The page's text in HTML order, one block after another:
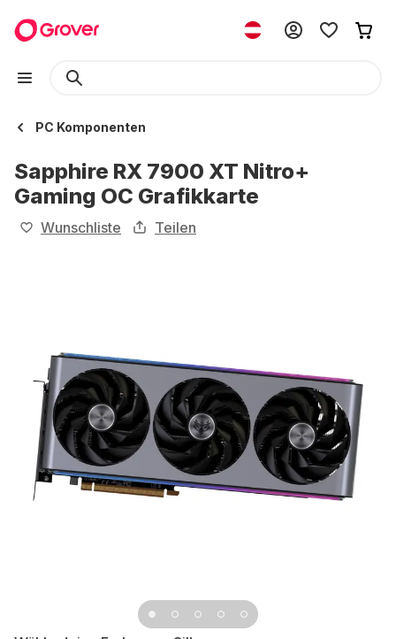
PC Komponenten
Sapphire RX 7900 XT Nitro+
Gaming OC Grafikkarte
Wunschliste Teilen